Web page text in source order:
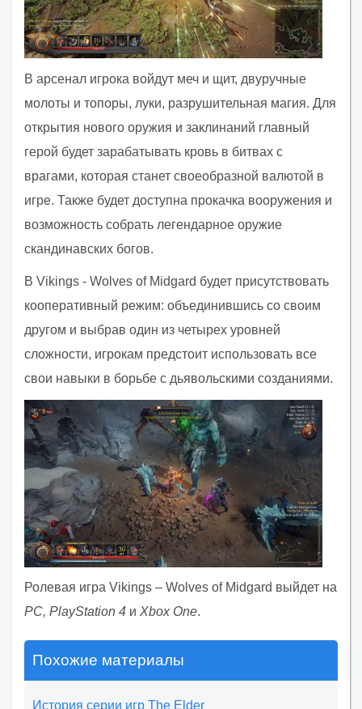
В арсенал игрока войдут меч и щит, двуручные
молоты и топоры, луки, разрушительная магия. Для
открытия нового оружия и заклинаний главный
герой будет зарабатывать кровь в битвах с
врагами, которая станет своеобразной валютой в
игре. Также будет доступна прокачка вооружения и
возможность собрать легендарное оружие
скандинавских богов.
В Vikings - Wolves of Midgard будет присутствовать
кооперативный режим: объединившись со своим
другом и выбрав один из четырех уровней
сложности, игрокам предстоит использовать все
свои навыки в борьбе с дьявольскими созданиями.
Ролевая игра Vikings – Wolves of Midgard выйдет на
PC, PlayStation 4 и Xbox One.
Похожие материалы
История серии игр The Elder